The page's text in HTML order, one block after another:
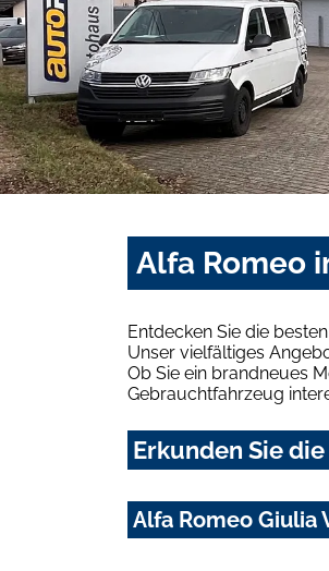
Alfa Romeo
Entdecken Sie die
Unser vielfältiges
Ob Sie ein brandneues
Gebrauchtfahrzeug
Erkunden Sie
Alfa Romeo Giulia